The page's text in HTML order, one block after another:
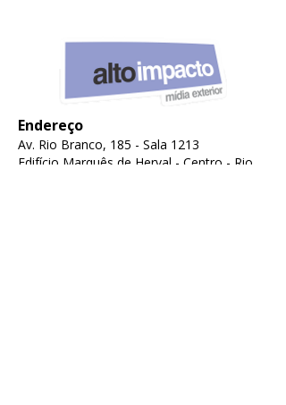
Endereço
Av. Rio Branco, 185 - Sala 1213
Edifício Marquês de Herval - Centro - Rio